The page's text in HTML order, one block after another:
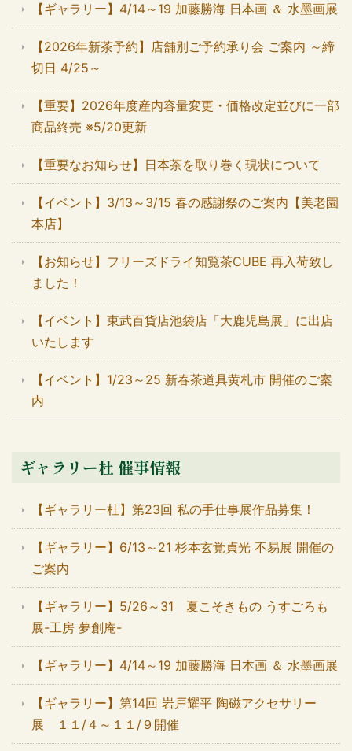
【ギャラリー】4/14～19 加藤勝海 日本画 ＆ 水墨画展
【2026年新茶予約】店舗別ご予約承り会 ご案内 ～締
切日 4/25～
【重要】2026年度産内容量変更・価格改定並びに一部
商品終売 ※5/20更新
【重要なお知らせ】日本茶を取り巻く現状について
【イベント】3/13～3/15 春の感謝祭のご案内【美老園
本店】
【お知らせ】フリーズドライ知覧茶CUBE 再入荷致し
ました！
【イベント】東武百貨店池袋店「大鹿児島展」に出店
いたします
【イベント】1/23～25 新春茶道具黄札市 開催のご案
内
ギャラリー杜 催事情報
【ギャラリー杜】第23回 私の手仕事展作品募集！
【ギャラリー】6/13～21 杉本玄覚貞光 不易展 開催の
ご案内
【ギャラリー】5/26～31 夏こそきもの うすごろも
展-工房 夢創庵-
【ギャラリー】4/14～19 加藤勝海 日本画 ＆ 水墨画展
【ギャラリー】第14回 岩戸耀平 陶磁アクセサリー
展 １１/４～１１/９開催